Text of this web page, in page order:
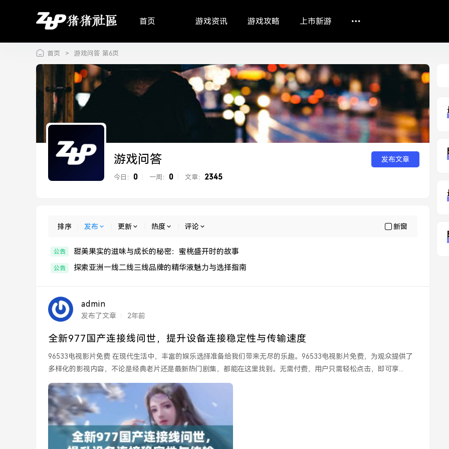
首页 游戏资讯 游戏攻略 上市新游
首页 > 游戏问答 第6页
游戏问答 发布文章
今日： 0 一周： 0 文章： 2345
排序 发布 更新 热度 评论 新窗
公告 甜美果实的滋味与成长的秘密：蜜桃盛开时的故事
公告 探索亚洲一线二线三线品牌的精华液魅力与选择指南
admin
发布了文章 2年前
全新977国产连接线问世，提升设备连接稳定性与传输速度
96533电视影片免费 在现代生活中，丰富的娱乐选择准备给我们带来无尽的乐趣。96533电视影片免费，为观众提供了
多样化的影视内容，不论是经典老片还是最新热门剧集，都能在这里找到。无需付费，用户只需轻松点击，即可享...